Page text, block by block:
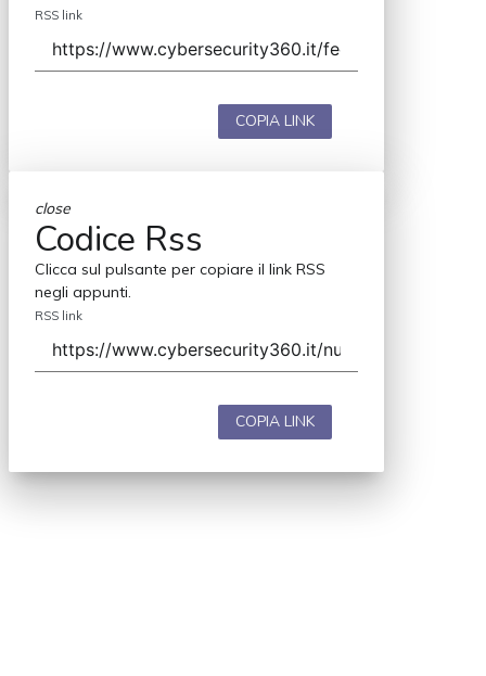
RSS link
COPIA LINK
close
Codice Rss
Clicca sul pulsante per copiare il link RSS
negli appunti.
RSS link
COPIA LINK